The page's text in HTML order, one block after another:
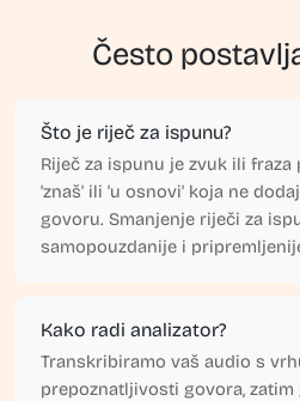
Često
Što je riječ za ispunu?
Riječ za ispunu je zvuk ili fraza
'znaš' ili 'u osnovi' koja ne
govoru. Smanjenje riječi za
samopouzdanije i
Kako radi analizator?
Transkribiramo vaš audio s
prepoznatljivosti govora,